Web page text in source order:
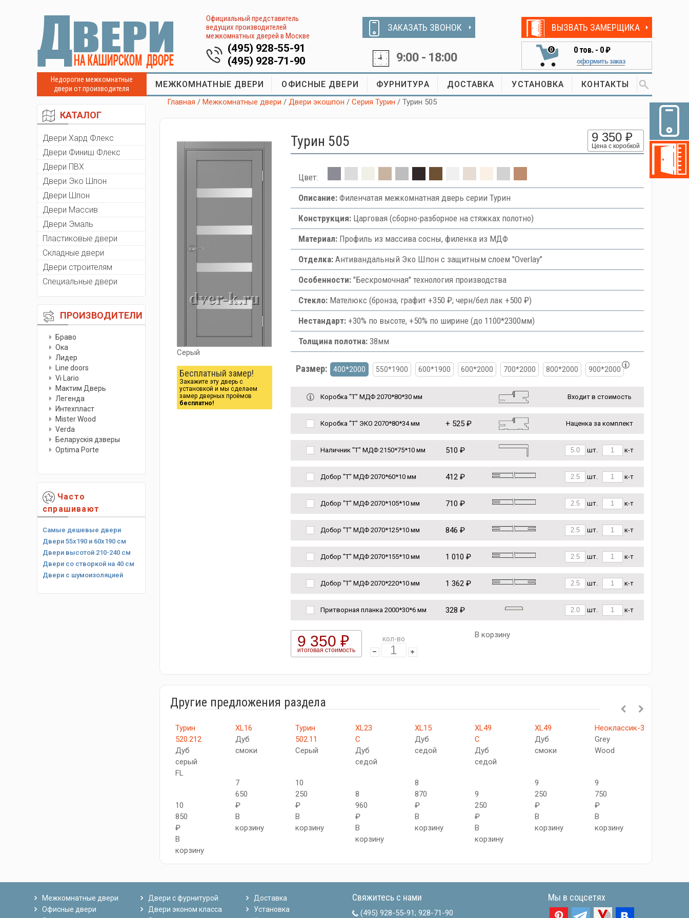
Официальный представитель
ведущих производителей
межкомнатных дверей в Москве
(495) 928-55-91
(495) 928-71-90
ЗАКАЗАТЬ ЗВОНОК
9:00 - 18:00
ВЫЗВАТЬ ЗАМЕРЩИКА
0 0тов. - 0 ₽
оформить заказ
Недорогие межкомнатные
двери от производителя
МЕЖКОМНАТНЫЕ ДВЕРИ ОФИСНЫЕ ДВЕРИ ФУРНИТУРА ДОСТАВКА УСТАНОВКА КОНТАКТЫ
КАТАЛОГ
Двери Хард Флекс
Двери Финиш Флекс
Двери ПВХ
Двери Эко Шпон
Двери Шпон
Двери Массив
Двери Эмаль
Пластиковые двери
Складные двери
Двери строителям
Специальные двери
ПРОИЗВОДИТЕЛИ
Браво
Ока
Лидер
Line doors
Vi Lario
Мактим Дверь
Легенда
Интехпласт
Мister Wood
Verda
Беларускiя дзверы
Optima Porte
Часто
спрашивают
Самые дешевые двери
Двери 55х190 и 60х190 см
Двери высотой 210-240 см
Двери со створкой на 40 см
Двери с шумоизоляцией
Главная /Межкомнатные двери /Двери экошпон /Серия Турин / Турин 505
Серый
Бесплатный замер!
Закажите эту дверь с
установкой и мы сделаем
замер дверных проёмов
бесплатно!
Турин 505 9 350 ₽
Цена с коробкой
Цвет:
Описание:Филенчатая межкомнатная дверь серии Турин
Конструкция:Царговая (сборно-разборное на стяжках полотно)
Материал:Профиль из массива сосны, филенка из МДФ
Отделка:Антивандальный Эко Шпон с защитным слоем "Overlay"
Особенности:"Бескромочная" технология производства
Стекло:Мателюкс (бронза, графит +350 ₽; черн/бел лак +500 ₽)
Нестандарт:+30% по высоте, +50% по ширине (до 1100*2300мм)
Толщина полотна:38мм
Размер: 400*2000 550*1900 600*1900 600*2000 700*2000 800*2000 900*2000
Коробка "Т" МДФ 2070*80*30 мм Входит в стоимость
Коробка "Т" ЭКО 2070*80*34 мм + 525 ₽ Наценка за комплект
Наличник "Т" МДФ 2150*75*10 мм 510 ₽ шт. к-т
Добор "Т" МДФ 2070*60*10 мм 412 ₽ шт. к-т
Добор "Т" МДФ 2070*105*10 мм 710 ₽ шт. к-т
Добор "Т" МДФ 2070*125*10 мм 846 ₽ шт. к-т
Добор "Т" МДФ 2070*155*10 мм 1 010 ₽ шт. к-т
Добор "Т" МДФ 2070*220*10 мм 1 362 ₽ шт. к-т
Притворная планка 2000*30*6 мм 328 ₽ шт. к-т
9 350 ₽
итоговая стоимость
кол-во В корзину
Другие предложения раздела
Турин
520.212
Дуб
серый
FL
10
850
₽
В
корзину
XL16
Дуб
смоки
7
650
₽
В
корзину
Турин
502.11
Серый
10
250
₽
В
корзину
XL23
C
Дуб
седой
8
960
₽
В
корзину
XL15
Дуб
седой
8
870
₽
В
корзину
XL49
C
Дуб
седой
9
250
₽
В
корзину
XL49
Дуб
смоки
9
250
₽
В
корзину
Неоклассик-32
Grey
Wood
9
750
₽
В
корзину
Межкомнатные двери
Офисные двери
Двери с фурнитурой
Двери эконом класса
Доставка
Установка
Свяжитесь с нами
(495) 928-55-91; 928-71-90
Мы в соцсетях